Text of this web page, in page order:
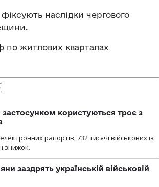
наслідки чергового
по житлових кварталах
користуються троє з
рапортів, 732 тисячі військових із
знижок.
заздрять українській військовій